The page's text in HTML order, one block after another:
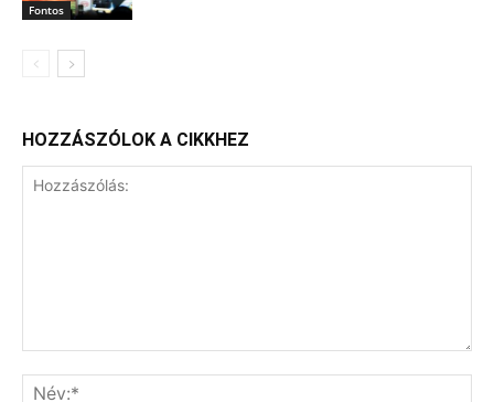
Fontos
HOZZÁSZÓLOK A CIKKHEZ